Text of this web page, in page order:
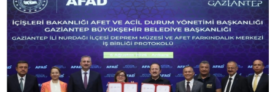
29 Mayıs okullar tatil mi?
Bilim kurgu gerçekleşiyor... Dondurulmuş
insanları hayata döndürecek keşif